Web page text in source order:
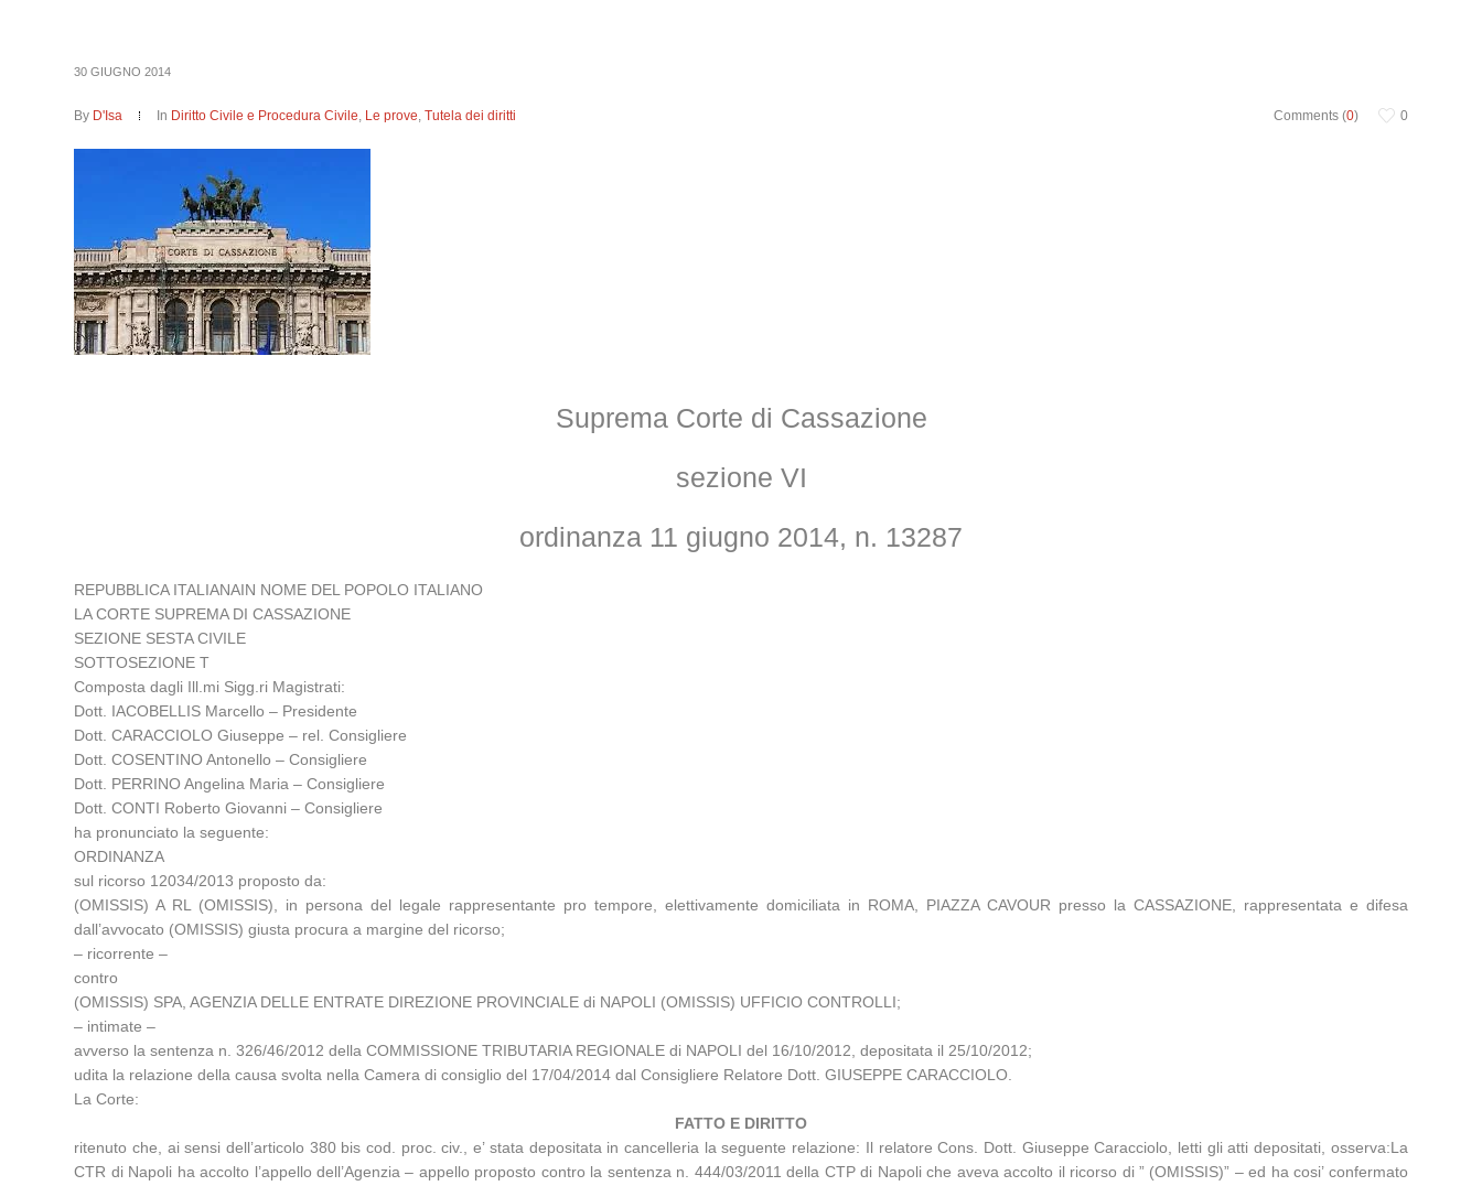
30 GIUGNO 2014
Comments (0) 0
By D'Isa In Diritto Civile e Procedura Civile, Le prove,Tutela dei diritti
Suprema Corte di Cassazione
sezione VI
ordinanza 11 giugno 2014, n. 13287
REPUBBLICA ITALIANAIN NOME DEL POPOLO ITALIANO
LA CORTE SUPREMA DI CASSAZIONE
SEZIONE SESTA CIVILE
SOTTOSEZIONE T
Composta dagli Ill.mi Sigg.ri Magistrati:
Dott. IACOBELLIS Marcello – Presidente
Dott. CARACCIOLO Giuseppe – rel. Consigliere
Dott. COSENTINO Antonello – Consigliere
Dott. PERRINO Angelina Maria – Consigliere
Dott. CONTI Roberto Giovanni – Consigliere
ha pronunciato la seguente:
ORDINANZA
sul ricorso 12034/2013 proposto da:
(OMISSIS) A RL (OMISSIS), in persona del legale rappresentante pro tempore, elettivamente domiciliata in ROMA, PIAZZA CAVOUR presso la CASSAZIONE, rappresentata e difesa
dall’avvocato (OMISSIS) giusta procura a margine del ricorso;
– ricorrente –
contro
(OMISSIS) SPA, AGENZIA DELLE ENTRATE DIREZIONE PROVINCIALE di NAPOLI (OMISSIS) UFFICIO CONTROLLI;
– intimate –
avverso la sentenza n. 326/46/2012 della COMMISSIONE TRIBUTARIA REGIONALE di NAPOLI del 16/10/2012, depositata il 25/10/2012;
udita la relazione della causa svolta nella Camera di consiglio del 17/04/2014 dal Consigliere Relatore Dott. GIUSEPPE CARACCIOLO.
La Corte:
FATTO E DIRITTO
ritenuto che, ai sensi dell’articolo 380 bis cod. proc. civ., e’ stata depositata in cancelleria la seguente relazione: Il relatore Cons. Dott. Giuseppe Caracciolo, letti gli atti depositati, osserva:La
CTR di Napoli ha accolto l’appello dell’Agenzia – appello proposto contro la sentenza n. 444/03/2011 della CTP di Napoli che aveva accolto il ricorso di ” (OMISSIS)” – ed ha cosi’ confermato